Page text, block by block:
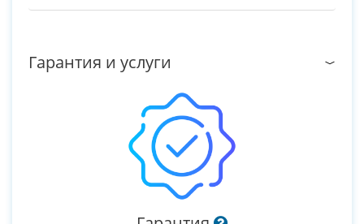
Гарантия и услуги